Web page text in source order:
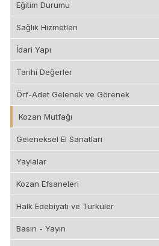
Eğitim Durumu
Sağlık Hizmetleri
İdari Yapı
Tarihi Değerler
Örf-Adet Gelenek ve Görenek
Kozan Mutfağı
Geleneksel El Sanatları
Yaylalar
Kozan Efsaneleri
Halk Edebiyatı ve Türküler
Basın - Yayın